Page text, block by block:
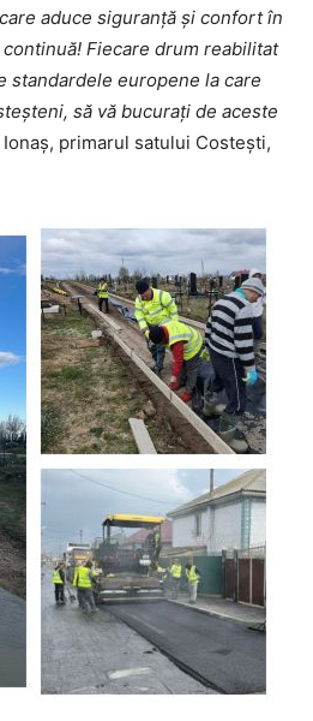
aduce siguranță și confort în
Fiecare drum reabilitat
standardele europene la care
să vă bucurați de aceste
Ionaș, primarul satului Costești,